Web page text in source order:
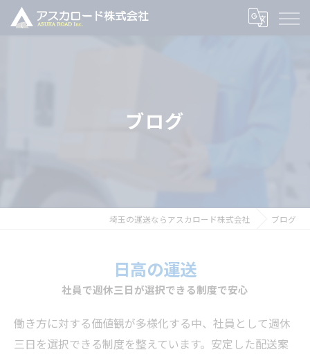
ブログ
埼玉の運送ならアスカロード株式会社 ブログ
日高の運送
社員で週休三日が選択できる制度で安心
働き方に対する価値観が多様化する中、社員として週休
三日を選択できる制度を整えています。安定した配送案